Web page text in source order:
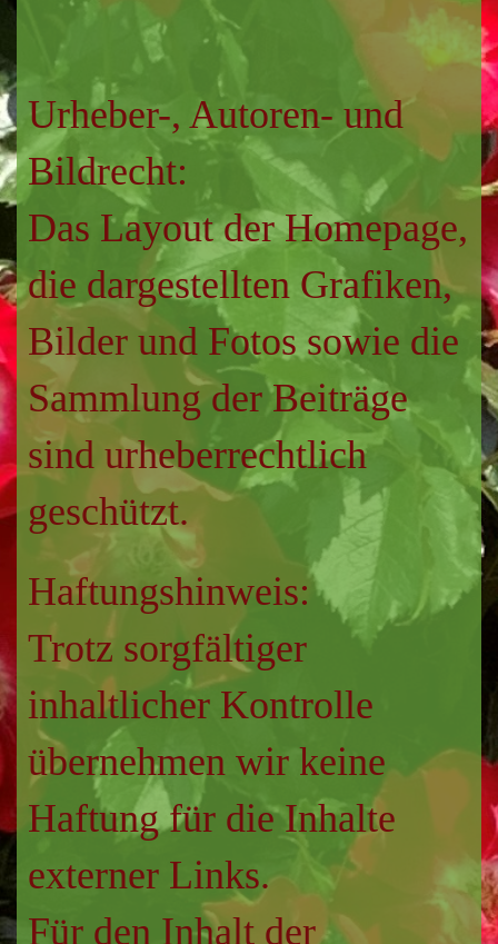
Urheber-, Autoren- und
Bildrecht:
Das Layout der Homepage,
die dargestellten Grafiken,
Bilder und Fotos sowie die
Sammlung der Beiträge
sind urheberrechtlich
geschützt.
Haftungshinweis:
Trotz sorgfältiger
inhaltlicher Kontrolle
übernehmen wir keine
Haftung für die Inhalte
externer Links.
Für den Inhalt der